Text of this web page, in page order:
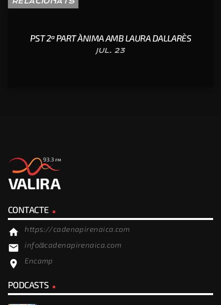
PST 2ª PART ÀNIMA AMB LAURA DALLARÈS
JUL. 23
CONTACTE
home https://cadenapirenaica.com
email info@cadenapirenaica.com
location_on Encamp
PODCASTS